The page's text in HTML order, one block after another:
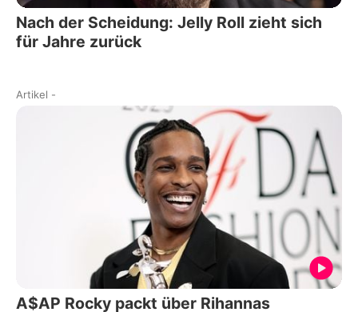
Nach der Scheidung: Jelly Roll zieht sich
für Jahre zurück
Artikel -
A$AP Rocky packt über Rihannas